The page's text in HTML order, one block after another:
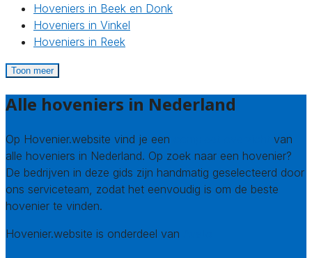
Hoveniers in Beek en Donk
Hoveniers in Vinkel
Hoveniers in Reek
Toon meer
Alle hoveniers in Nederland
Op Hovenier.website vind je een
van
alle hoveniers in Nederland. Op zoek naar een hovenier?
De bedrijven in deze gids zijn handmatig geselecteerd door
ons serviceteam, zodat het eenvoudig is om de beste
hovenier te vinden.
Hovenier.website is onderdeel van